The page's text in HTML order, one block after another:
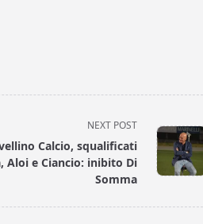
NEXT POST
Calcio, squalificati
Aloi e Ciancio: inibito Di
Somma